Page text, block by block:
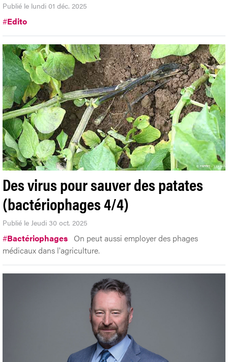
Publié le lundi 01 déc. 2025
#Edito
Des virus pour sauver des patates
(bactériophages 4/4)
Publié le Jeudi 30 oct. 2025
#Bactériophages On peut aussi employer des phages
médicaux dans l'agriculture.